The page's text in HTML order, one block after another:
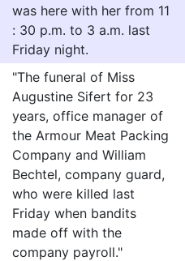
was here with her from 11
: 30 p.m. to 3 a.m. last
Friday night.
"The funeral of Miss
Augustine Sifert for 23
years, office manager of
the Armour Meat Packing
Company and William
Bechtel, company guard,
who were killed last
Friday when bandits
made off with the
company payroll."